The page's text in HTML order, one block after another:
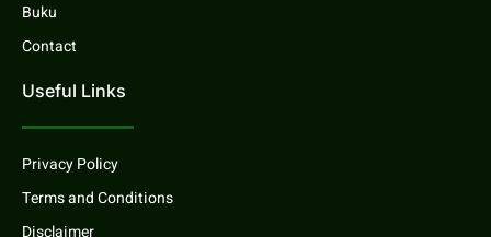
Buku
Contact
Useful Links
Privacy Policy
Terms and Conditions
Disclaimer